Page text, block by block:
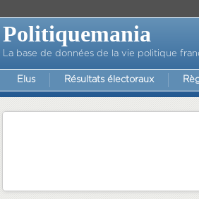
Politiquemania
La base de données de la vie politique
Elus Résultats électoraux